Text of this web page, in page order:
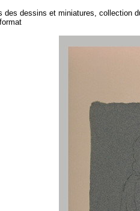
des dessins et miniatures, collection